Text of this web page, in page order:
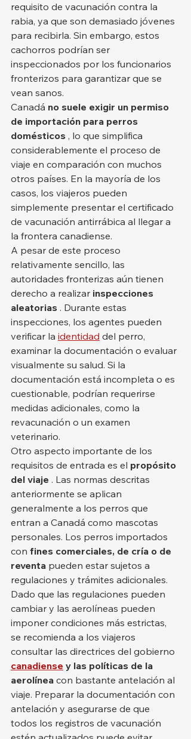
requisito de vacunación contra la
rabia, ya que son demasiado jóvenes
para recibirla. Sin embargo, estos
cachorros podrían ser
inspeccionados por los funcionarios
fronterizos para garantizar que se
vean sanos.
Canadá no suele exigir un permiso
de importación para perros
domésticos , lo que simplifica
considerablemente el proceso de
viaje en comparación con muchos
otros países. En la mayoría de los
casos, los viajeros pueden
simplemente presentar el certificado
de vacunación antirrábica al llegar a
la frontera canadiense.
A pesar de este proceso
relativamente sencillo, las
autoridades fronterizas aún tienen
derecho a realizar inspecciones
aleatorias . Durante estas
inspecciones, los agentes pueden
verificar la identidad del perro,
examinar la documentación o evaluar
visualmente su salud. Si la
documentación está incompleta o es
cuestionable, podrían requerirse
medidas adicionales, como la
revacunación o un examen
veterinario.
Otro aspecto importante de los
requisitos de entrada es el propósito
del viaje . Las normas descritas
anteriormente se aplican
generalmente a los perros que
entran a Canadá como mascotas
personales. Los perros importados
con fines comerciales, de cría o de
reventa pueden estar sujetos a
regulaciones y trámites adicionales.
Dado que las regulaciones pueden
cambiar y las aerolíneas pueden
imponer condiciones más estrictas,
se recomienda a los viajeros
consultar las directrices del gobierno
canadiense y las políticas de la
aerolínea con bastante antelación al
viaje. Preparar la documentación con
antelación y asegurarse de que
todos los registros de vacunación